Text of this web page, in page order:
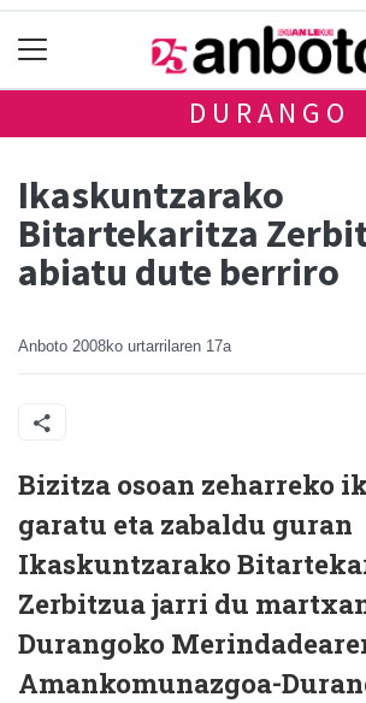
DURANGO
Ikaskuntzarako
Bitartekaritza
abiatu dute berriro
Anboto 2008ko urtarrilaren 17a
Bizitza osoan zeharreko
garatu eta zabaldu guran
Ikaskuntzarako
Zerbitzua jarri du
Durangoko
Amankomunazgoa-